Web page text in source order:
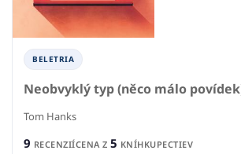
BELETRIA
Neobvyklý typ (něco málo
Tom Hanks
9 RECENZIÍCENA Z 5 KNÍHKUPECTIEV